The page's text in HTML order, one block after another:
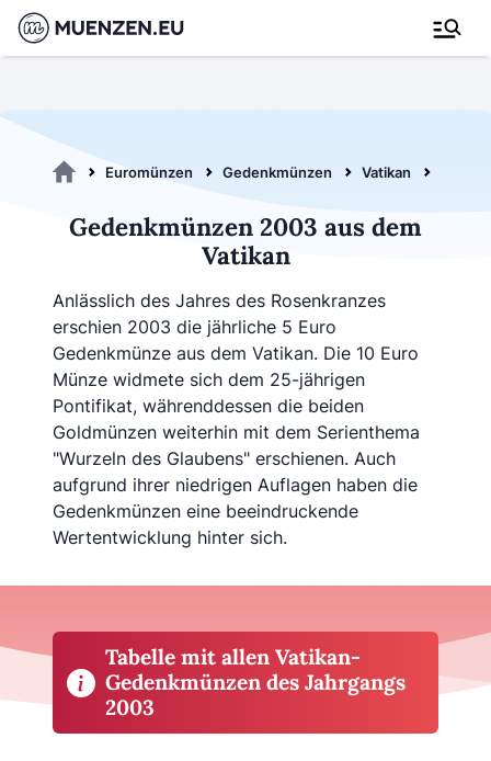
Euromünzen Gedenkmünzen Vatikan
Gedenkmünzen 2003 aus dem
Vatikan
Anlässlich des Jahres des Rosenkranzes
erschien 2003 die jährliche 5 Euro
Gedenkmünze aus dem Vatikan. Die 10 Euro
Münze widmete sich dem 25-jährigen
Pontifikat, währenddessen die beiden
Goldmünzen weiterhin mit dem Serienthema
"Wurzeln des Glaubens" erschienen. Auch
aufgrund ihrer niedrigen Auflagen haben die
Gedenkmünzen eine beeindruckende
Wertentwicklung hinter sich.
Tabelle mit allen Vatikan-
Gedenkmünzen des Jahrgangs
2003